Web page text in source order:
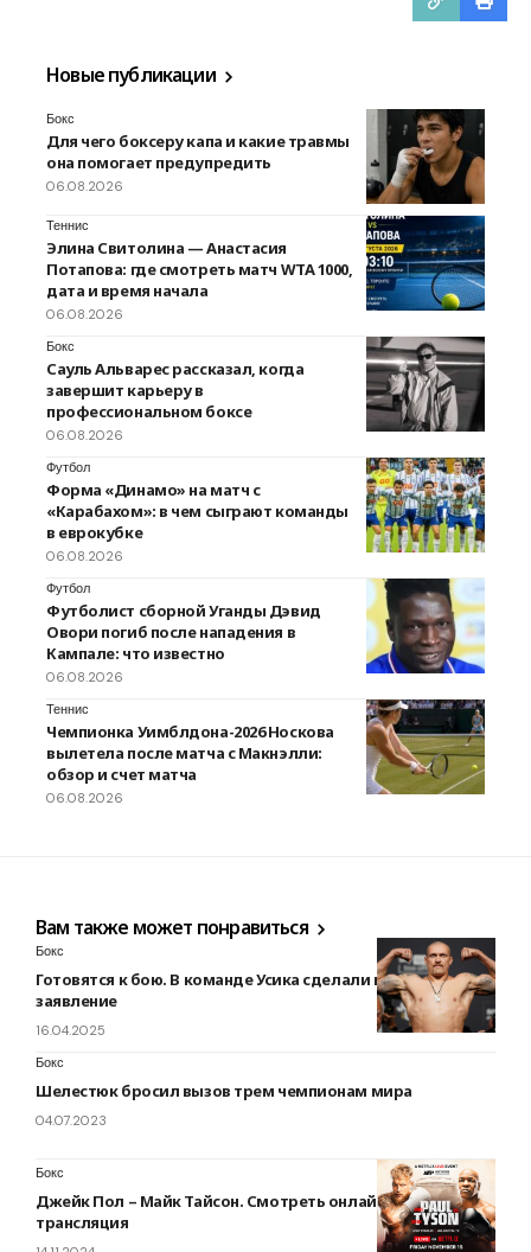
Новые публикации
Бокс
Для чего боксеру капа и какие травмы
она помогает предупредить
06.08.2026
Теннис
Элина Свитолина — Анастасия
Потапова: где смотреть матч WTA 1000,
дата и время начала
06.08.2026
Бокс
Сауль Альварес рассказал, когда
завершит карьеру в
профессиональном боксе
06.08.2026
Футбол
Форма «Динамо» на матч с
«Карабахом»: в чем сыграют команды
в еврокубке
06.08.2026
Футбол
Футболист сборной Уганды Дэвид
Овори погиб после нападения в
Кампале: что известно
06.08.2026
Теннис
Чемпионка Уимблдона-2026 Носкова
вылетела после матча с Макнэлли:
обзор и счет матча
06.08.2026
Вам также может понравиться
Бокс
Готовятся к бою. В команде Усика сделали важное
заявление
16.04.2025
Бокс
Шелестюк бросил вызов трем чемпионам мира
04.07.2023
Бокс
Джейк Пол – Майк Тайсон. Смотреть онлайн. LIVE
трансляция